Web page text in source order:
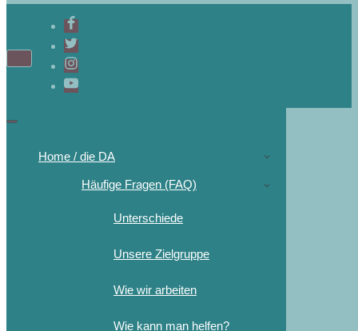
Home / die DA
Häufige Fragen (FAQ)
Unterschiede
Unsere Zielgruppe
Wie wir arbeiten
Wie kann man helfen?